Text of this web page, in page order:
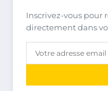
Inscrivez-vous pour
directement dans